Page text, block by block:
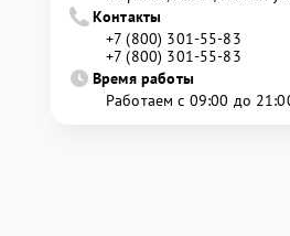
Контакты
+7 (800) 301-55-83
+7 (800) 301-55-83
Время работы
Работаем с 09:00 до